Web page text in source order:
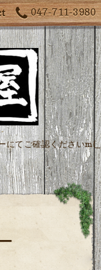
047-711-3980
にてご確認くださいm(_